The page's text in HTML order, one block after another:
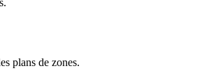
plans de zones.